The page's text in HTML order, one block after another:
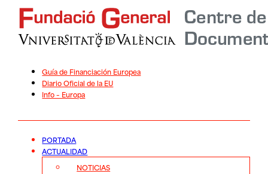
Guía de Financiación Europea
Diario Oficial de la EU
Info – Europa
PORTADA
ACTUALIDAD
NOTICIAS